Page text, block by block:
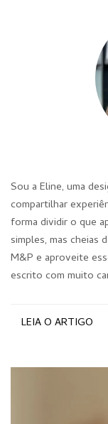
Sou a Eline, uma
compartilhar
forma dividir o que
simples, mas cheias
M&P e aproveite
escrito com muito
LEIA O ARTIGO